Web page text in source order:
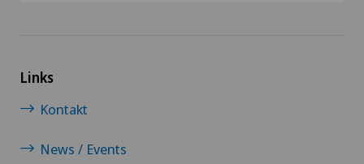
Ejakulationsstörungen
Links
Kontakt
News / Events